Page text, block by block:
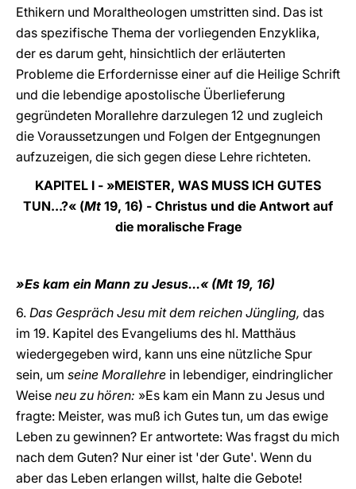
Ethikern und Moraltheologen umstritten sind. Das ist
das spezifische Thema der vorliegenden Enzyklika,
der es darum geht, hinsichtlich der erläuterten
Probleme die Erfordernisse einer auf die Heilige Schrift
und die lebendige apostolische Überlieferung
gegründeten Morallehre darzulegen 12 und zugleich
die Voraussetzungen und Folgen der Entgegnungen
aufzuzeigen, die sich gegen diese Lehre richteten.
KAPITEL I - »MEISTER, WAS MUSS ICH GUTES
TUN...?« (Mt 19, 16) - Christus und die Antwort auf
die moralische Frage
»Es kam ein Mann zu Jesus...« (Mt 19, 16)
6. Das Gespräch Jesu mit dem reichen Jüngling, das
im 19. Kapitel des Evangeliums des hl. Matthäus
wiedergegeben wird, kann uns eine nützliche Spur
sein, um seine Morallehre in lebendiger, eindringlicher
Weise neu zu hören: »Es kam ein Mann zu Jesus und
fragte: Meister, was muß ich Gutes tun, um das ewige
Leben zu gewinnen? Er antwortete: Was fragst du mich
nach dem Guten? Nur einer ist 'der Gute'. Wenn du
aber das Leben erlangen willst, halte die Gebote!